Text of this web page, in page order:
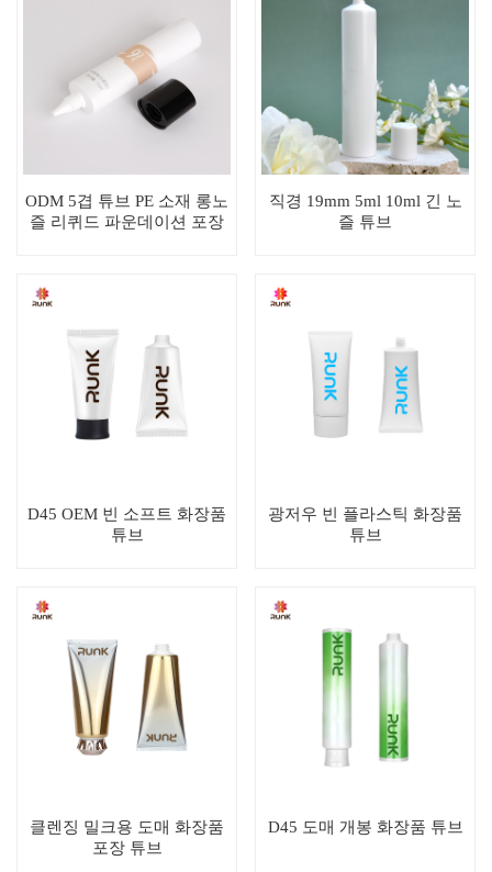
ODM 5겹 튜브 PE 소재 롱노
즐 리퀴드 파운데이션 포장
직경 19mm 5ml 10ml 긴 노
즐 튜브
D45 OEM 빈 소프트 화장품
튜브
광저우 빈 플라스틱 화장품
튜브
클렌징 밀크용 도매 화장품
포장 튜브
D45 도매 개봉 화장품 튜브